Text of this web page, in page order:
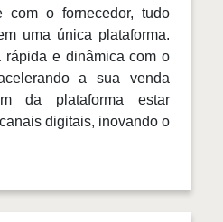
com o fornecedor, tudo
uma única plataforma.
rápida e dinâmica com o
a sua venda
da plataforma estar
digitais, inovando o